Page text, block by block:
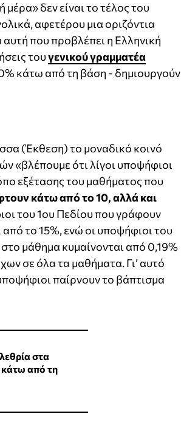
μέρα» δεν είναι το τέλος του
αφετέρου μια οριζόντια
που προβλέπει η Ελληνική
τουγενικού γραμματέα
κάτω από τη βάση - δημιουργούν
(Έκθεση) το μοναδικό κοινό
ότι λίγοι υποψήφιοι
εξέτασης του μαθήματος που
κάτω από το 10, αλλά και
του 1ου Πεδίου που γράφουν
το 15%, ενώ οι υποψήφιοι του
μάθημα κυμαίνονται από 0,19%
σε όλα τα μαθήματα. Γι’ αυτό
παίρνουν το βάπτισμα
στα
από τη